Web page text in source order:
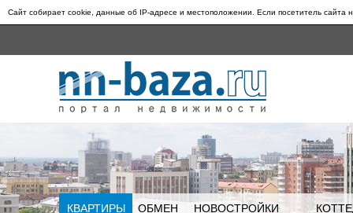
Сайт собирает cookie, данные об IP-адресе и местоположении. Если посетитель сайта
КВАРТИРЫ ОБМЕН НОВОСТРОЙКИ